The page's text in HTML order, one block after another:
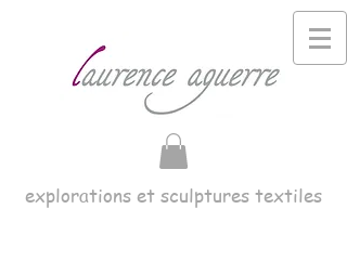
explorations et sculptures textiles